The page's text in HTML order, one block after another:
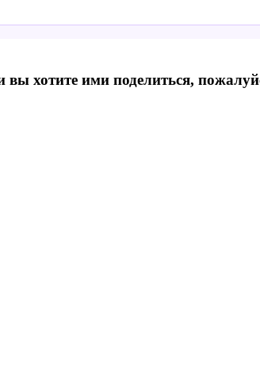
хотите ими поделиться,